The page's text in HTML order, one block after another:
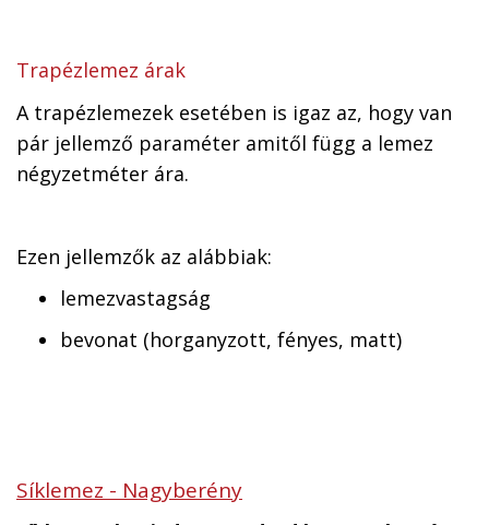
Trapézlemez árak
A trapézlemezek esetében is igaz az, hogy van
pár jellemző paraméter amitől függ a lemez
négyzetméter ára.
Ezen jellemzők az alábbiak:
lemezvastagság
bevonat (horganyzott, fényes, matt)
Síklemez - Nagyberény